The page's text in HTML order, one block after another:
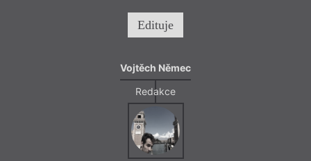
Edituje
Vojtěch Němec
Redakce